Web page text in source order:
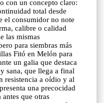
con un concepto claro:
total desde
el consumidor no note
calibre o calidad
las mismas
para siembras más
Fitó en Melón para
un galia que destaca
sana, que llega a final
resistencia a oídio y al
una precocidad
que otras